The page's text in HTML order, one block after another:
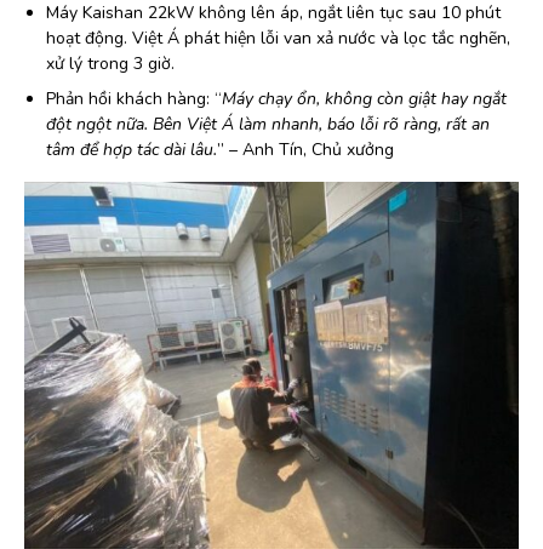
Máy Kaishan 22kW không lên áp, ngắt liên tục sau 10 phút
hoạt động. Việt Á phát hiện lỗi van xả nước và lọc tắc nghẽn,
xử lý trong 3 giờ.
Phản hồi khách hàng: “Máy chạy ổn, không còn giật hay ngắt
đột ngột nữa. Bên Việt Á làm nhanh, báo lỗi rõ ràng, rất an
tâm để hợp tác dài lâu.” – Anh Tín, Chủ xưởng